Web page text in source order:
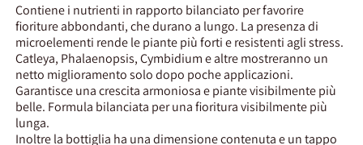
Contiene i nutrienti in rapporto bilanciato per favorire
fioriture abbondanti, che durano a lungo. La presenza di
microelementi rende le piante più forti e resistenti agli stress.
Catleya, Phalaenopsis, Cymbidium e altre mostreranno un
netto miglioramento solo dopo poche applicazioni.
Garantisce una crescita armoniosa e piante visibilmente più
belle. Formula bilanciata per una fioritura visibilmente più
lunga.
Inoltre la bottiglia ha una dimensione contenuta e un tappo